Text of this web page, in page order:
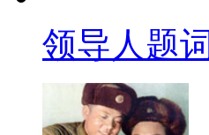
领导人题词